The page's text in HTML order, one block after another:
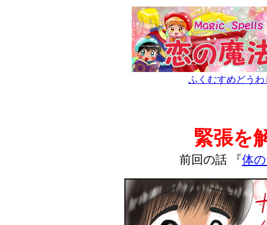
ふくむすめどうわ
緊張を
前回の話 『体